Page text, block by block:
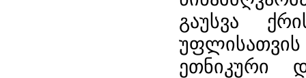
გაუსვა
ეთნიკური